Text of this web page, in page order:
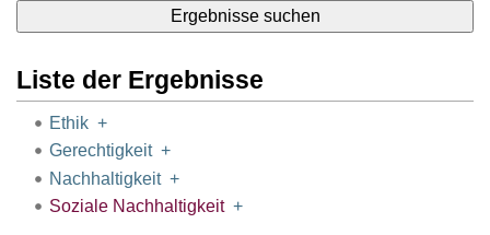
Liste der Ergebnisse
Ethik +
Gerechtigkeit +
Nachhaltigkeit +
Soziale Nachhaltigkeit +